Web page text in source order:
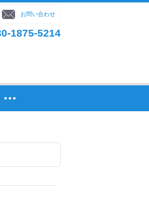
お問い合わせ
1875-5214